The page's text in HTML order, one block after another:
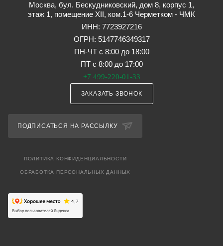
Москва, бул. Бескудниковский, дом 8, корпус 1,
этаж 1, помещение XII, ком.1-6 Черметком - ЧМК
ИНН: 7723927216
ОГРН: 5147746349317
ПН-ЧТ с 8:00 до 18:00
ПТ с 8:00 до 17:00
+7 499-220-01-33
ЗАКАЗАТЬ ЗВОНОК
ПОДПИСАТЬСЯ НА РАССЫЛКУ
ПОЛИТИКА КОНФИДЕНЦИАЛЬНОСТИ
ОБРАБОТКА ПЕРСОНАЛЬНЫХ ДАННЫХ